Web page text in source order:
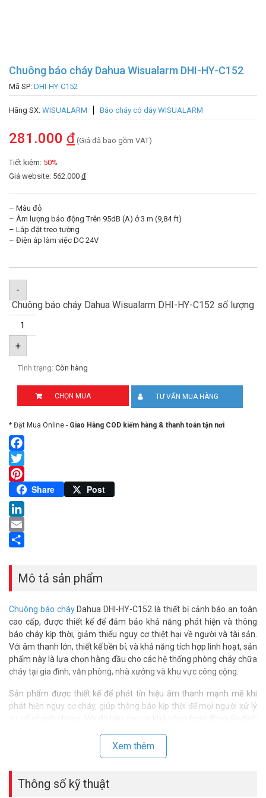
Chuông báo cháy Dahua Wisualarm DHI-HY-C152
Mã SP: DHI-HY-C152
Hãng SX: WISUALARM Báo cháy có dây WISUALARM
281.000 đ (Giá đã bao gồm VAT)
Tiết kiệm: 50%
Giá website: 562.000 đ
– Màu đỏ
– Âm lượng báo động Trên 95dB (A) ở 3 m (9,84 ft)
– Lắp đặt treo tường
– Điện áp làm việc DC 24V
-
Chuông báo cháy Dahua Wisualarm DHI-HY-C152 số lượng
+
Tình trạng: Còn hàng
CHỌN MUA TƯ VẤN MUA HÀNG
* Đặt Mua Online - Giao Hàng COD kiểm hàng & thanh toán tận nơi
Facebook
Twitter
Pinterest
Share Post
LinkedIn
Email
Mô tả sản phẩm
Chuông báo cháyDahua DHI-HY-C152 là thiết bị cảnh báo an toàn
cao cấp, được thiết kế để đảm bảo khả năng phát hiện và thông
báo cháy kịp thời, giảm thiểu nguy cơ thiệt hại về người và tài sản.
Với âm thanh lớn, thiết kế bền bỉ, và khả năng tích hợp linh hoạt, sản
phẩm này là lựa chọn hàng đầu cho các hệ thống phòng cháy chữa
cháy tại gia đình, văn phòng, nhà xưởng và khu vực công cộng.
Sản phẩm được thiết kế để phát tín hiệu âm thanh mạnh mẽ khi
phát hiện nguy cơ cháy, giúp thông báo kịp thời để mọi người xử lý
đáng tin cậy trong việc xây dựng hệ thống phòng cháy chữa cháy
Lợi ích khi sử dụng chuông báo cháy Dahua
DHI-HY-C152
Xem thêm
Thông số kỹ thuật